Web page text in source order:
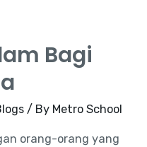
Bagi
/ By Metro School
orang-orang yang